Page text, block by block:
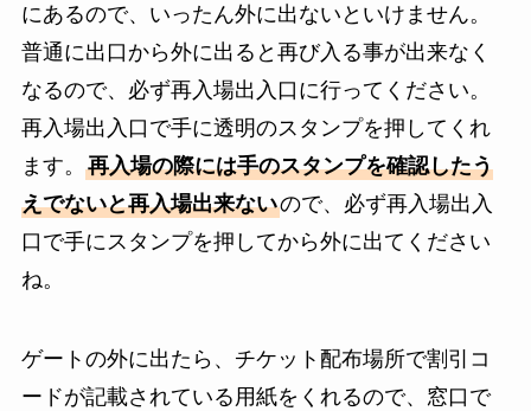
にあるので、いったん外に出ないといけません。
普通に出口から外に出ると再び入る事が出来なく
なるので、必ず再入場出入口に行ってください。
再入場出入口で手に透明のスタンプを押してくれ
ます。 再入場の際には手のスタンプを確認したう
えでないと再入場出来ないので、必ず再入場出入
口で手にスタンプを押してから外に出てください
ね。
ゲートの外に出たら、チケット配布場所で割引コ
ードが記載されている用紙をくれるので、窓口で